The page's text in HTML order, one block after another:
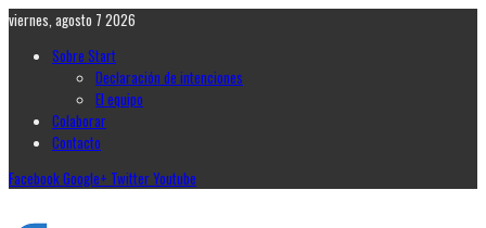
viernes, agosto 7 2026
Sobre Start
Declaración de intenciones
El equipo
Colaborar
Contacto
FacebookGoogle+ TwitterYoutube